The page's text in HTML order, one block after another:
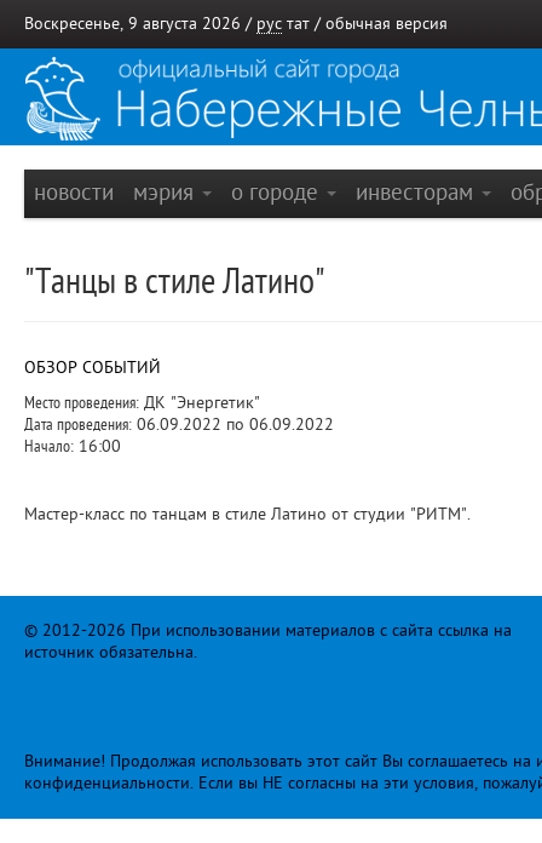
Воскресенье, 9 августа 2026 / рус тат / обычная версия
новости мэрия о городе инвесторам
"Танцы в стиле Латино"
ОБЗОР СОБЫТИЙ
Место проведения: ДК "Энергетик"
Дата проведения: 06.09.2022 по 06.09.2022
Начало: 16:00
Мастер-класс по танцам в стиле Латино от студии "РИТМ".
© 2012-2026 При использовании материалов с сайта ссылка на
источник обязательна.
Внимание! Продолжая использовать этот сайт Вы соглашаетесь
конфиденциальности. Если вы НЕ согласны на эти условия,